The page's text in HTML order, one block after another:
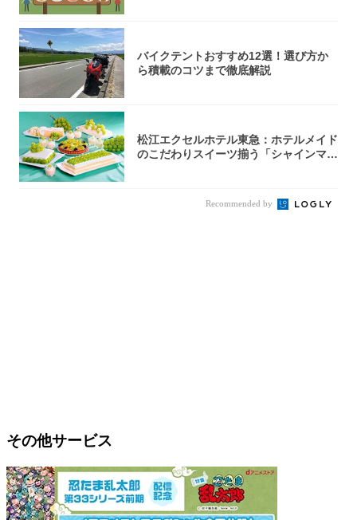
バイクテントおすすめ12選！選び方か
ら積載のコツまで徹底解説
松江エクセルホテル東急：ホテルメイド
のこだわりスイーツ揃う「シャインマス
Recommended by
その他サービス